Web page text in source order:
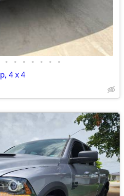
• • • • • • •
4 x 4